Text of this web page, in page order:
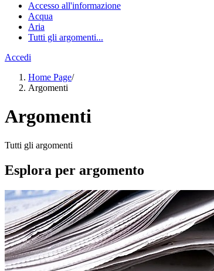
Accesso all'informazione
Acqua
Aria
Tutti gli argomenti...
Accedi
Home Page/
Argomenti
Argomenti
Tutti gli argomenti
Esplora per argomento